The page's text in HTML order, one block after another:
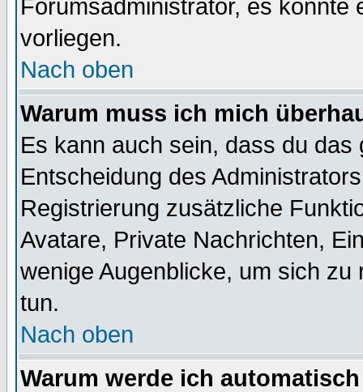
Forumsadministrator, es könnte
vorliegen.
Nach oben
Warum muss ich mich
Es kann auch sein, dass du
Entscheidung des
Registrierung zusätzliche
Avatare, Private Nachrichten,
wenige Augenblicke, um sich
tun.
Nach oben
Warum werde ich